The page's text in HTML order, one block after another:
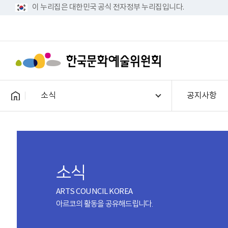
이 누리집은 대한민국 공식 전자정부 누리집입니다.
소식 공지사항
소식
ARTS COUNCIL KOREA
아르코의 활동을 공유해드립니다.